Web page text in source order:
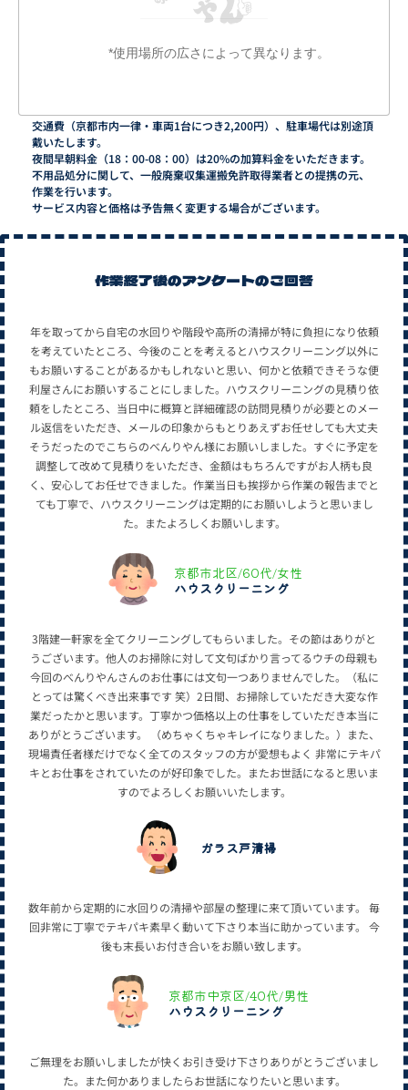
*使用場所の広さによって異なります。
交通費（京都市内一律・車両1台につき2,200円）、駐車場代は別途頂
戴いたします。
夜間早朝料金（18：00-08：00）は20%の加算料金をいただきます。
不用品処分に関して、一般廃棄収集運搬免許取得業者との提携の元、
作業を行います。
サービス内容と価格は予告無く変更する場合がございます。
作業終了後のアンケートのご回答
年を取ってから自宅の水回りや階段や高所の清掃が特に負担になり依頼
を考えていたところ、今後のことを考えるとハウスクリーニング以外に
もお願いすることがあるかもしれないと思い、何かと依頼できそうな便
利屋さんにお願いすることにしました。ハウスクリーニングの見積り依
頼をしたところ、当日中に概算と詳細確認の訪問見積りが必要とのメー
ル返信をいただき、メールの印象からもとりあえずお任せしても大丈夫
そうだったのでこちらのべんりやん様にお願いしました。すぐに予定を
調整して改めて見積りをいただき、金額はもちろんですがお人柄も良
く、安心してお任せできました。作業当日も挨拶から作業の報告までと
ても丁寧で、ハウスクリーニングは定期的にお願いしようと思いまし
た。またよろしくお願いします。
京都市北区/60代/女性
ハウスクリーニング
3階建一軒家を全てクリーニングしてもらいました。その節はありがと
うございます。他人のお掃除に対して文句ばかり言ってるウチの母親も
今回のべんりやんさんのお仕事には文句一つありませんでした。（私に
とっては驚くべき出来事です 笑）2日間、お掃除していただき大変な作
業だったかと思います。丁寧かつ価格以上の仕事をしていただき本当に
ありがとうございます。 （めちゃくちゃキレイになりました。）また、
現場責任者様だけでなく全てのスタッフの方が愛想もよく 非常にテキパ
キとお仕事をされていたのが好印象でした。またお世話になると思いま
すのでよろしくお願いいたします。
ガラス戸清掃
数年前から定期的に水回りの清掃や部屋の整理に来て頂いています。 毎
回非常に丁寧でテキパキ素早く動いて下さり本当に助かっています。 今
後も末長いお付き合いをお願い致します。
京都市中京区/40代/男性
ハウスクリーニング
ご無理をお願いしましたが快くお引き受け下さりありがとうございまし
た。また何かありましたらお世話になりたいと思います。